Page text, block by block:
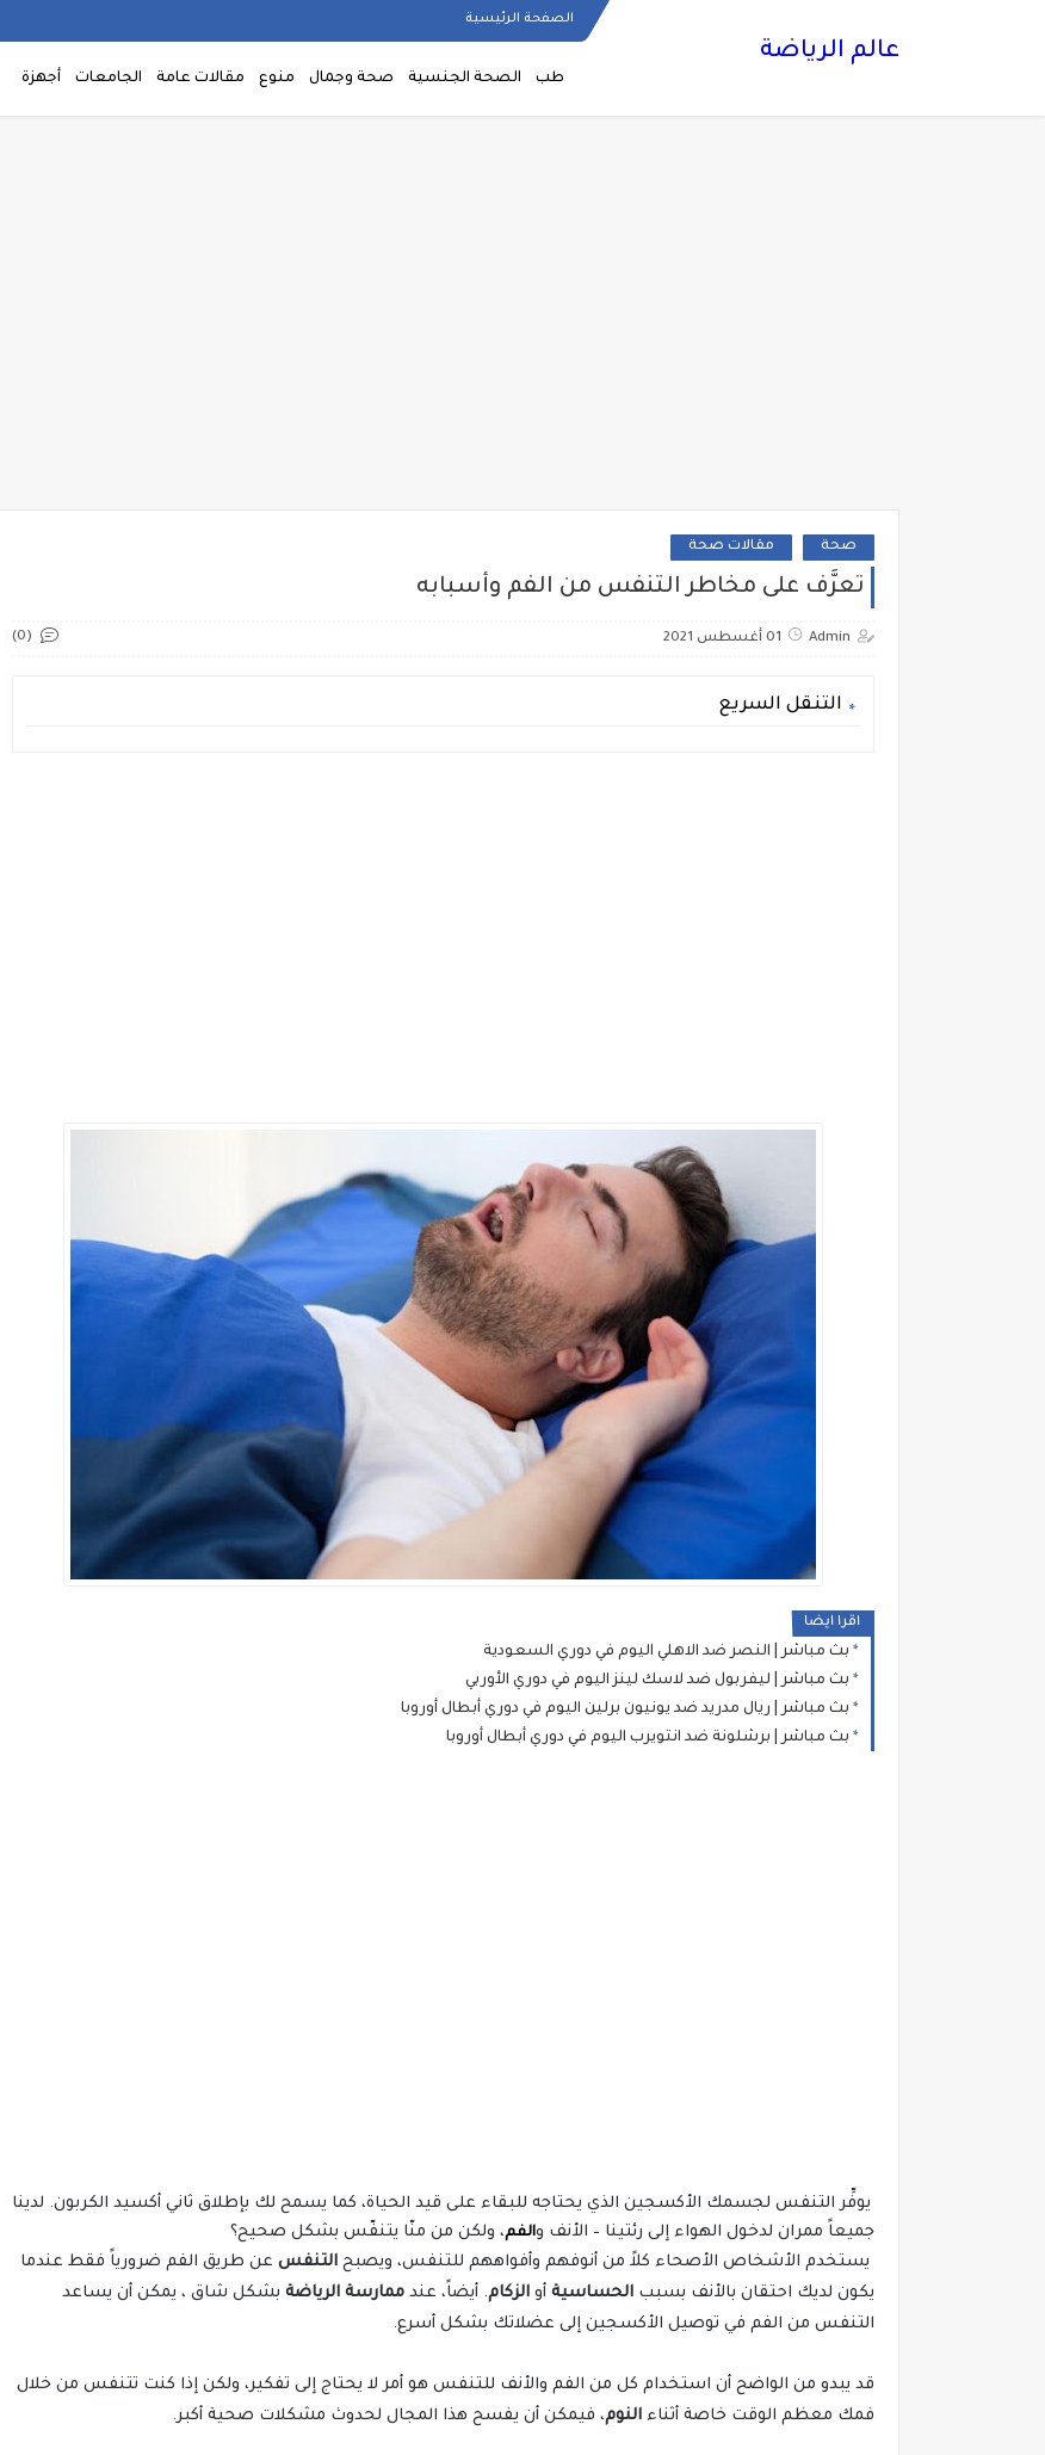
الصفحة الرئيسية
عالم الرياضة
طب الصحة الجنسية صحة وجمال منوع مقالات عامة الجامعات أجهزة
صحة مقالات صحة
تعرَّف على مخاطر التنفس من الفم وأسبابه
Admin 01 أغسطس 2021 (0)
التنقل السريع
اقرا ايضا
بث مباشر | النصر ضد الاهلي اليوم في دوري السعودية
بث مباشر | ليفربول ضد لاسك لينز اليوم في دوري الأوربي
بث مباشر | ريال مدريد ضد يونيون برلين اليوم في دوري أبطال أوروبا
بث مباشر | برشلونة ضد انتويرب اليوم في دوري أبطال أوروبا
يوفِّر التنفس لجسمك الأكسجين الذي يحتاجه للبقاء على قيد الحياة، كما يسمح لك بإطلاق ثاني أكسيد الكربون. لدينا
جميعاً ممران لدخول الهواء إلى رئتينا – الأنف والفم، ولكن من منّا يتنفّس بشكل صحيح؟
يستخدم الأشخاص الأصحاء كلاً من أنوفهم وأفواههم للتنفس، ويصبح التنفس عن طريق الفم ضرورياً فقط عندما
يكون لديك احتقان بالأنف بسبب الحساسية أو الزكام. أيضاً، عند ممارسة الرياضة بشكل شاق ، يمكن أن يساعد
التنفس من الفم في توصيل الأكسجين إلى عضلاتك بشكل أسرع.
قد يبدو من الواضح أن استخدام كل من الفم والأنف للتنفس هو أمر لا يحتاج إلى تفكير، ولكن إذا كنت تتنفس من خلال
فمك معظم الوقت خاصة أثناء النوم، فيمكن أن يفسح هذا المجال لحدوث مشكلات صحية أكبر.